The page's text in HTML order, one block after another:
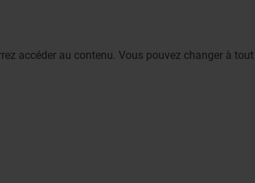
accéder au contenu. Vous pouvez changer à